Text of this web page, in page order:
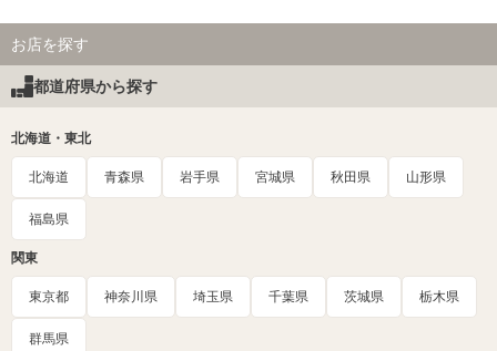
お店を探す
都道府県から探す
北海道・東北
北海道 青森県 岩手県 宮城県 秋田県 山形県
福島県
関東
東京都 神奈川県 埼玉県 千葉県 茨城県 栃木県
群馬県